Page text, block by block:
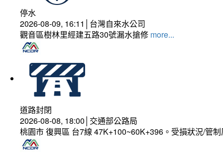
停水
2026-08-09, 16:11│台灣自來水公司
觀音區樹林里經建五路30號漏水搶修 more...
道路封閉
2026-08-08, 18:00│交通部公路局
桃園市 復興區 台7線 47K+100~60K+396。受損狀況/管